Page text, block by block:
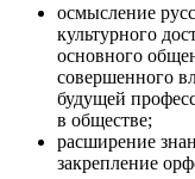
осмысление
культурного
основного
совершенного
будущей
в обществе;
расширение
закрепление